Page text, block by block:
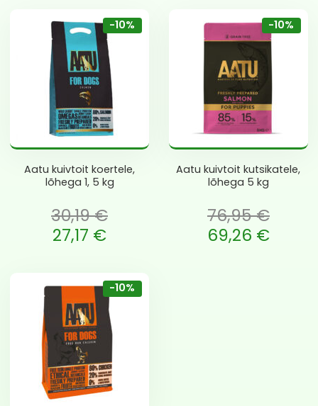
-10%
Aatu kuivtoit koertele,
lõhega 1, 5 kg
30,19€
30,19 €.
27,17 €
-10%
Aatu kuivtoit kutsikatele,
lõhega 5 kg
76,95€
Algne hind oli: 76,95 €.
69,26 €
-10%